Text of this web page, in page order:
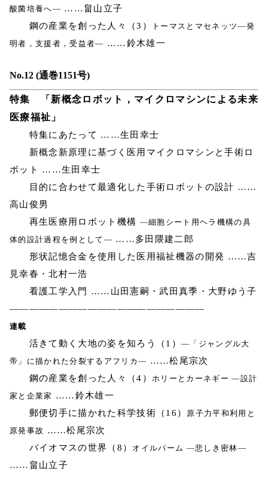
酸菌培養へ― ……畠山立子
鋼の産業を創った人々（3）
トーマスとマセネッツ―発
明者，支援者，受益者― ……鈴木雄一
No.12 (通巻1151号)
特集 「新概念ロボット，マイクロマシンによる未来
医療福祉」
特集にあたって ……生田幸士
新概念新原理に基づく医用マイクロマシンと手術ロ
ボット ……生田幸士
目的に合わせて最適化した手術ロボットの設計 ……
高山俊男
再生医療用ロボット機構 ―細胞シート用ヘラ機構の具
体的設計過程を例として― ……多田隈建二郎
形状記憶合金を使用した医用福祉機器の開発 ……吉
見幸春・北村一浩
看護工学入門 ……山田憲嗣・武田真季・大野ゆう子
————————————————————
連載
活きて動く大地の姿を知ろう（1） ―「ジャングル大
帝」に描かれた分裂するアフリカ― ……松尾宗次
鋼の産業を創った人々（4）
ホリーとカーネギー ―設計
家と企業家 ……鈴木雄一
郵便切手に描かれた科学技術（16）
原子力平和利用と
原発事故 ……松尾宗次
バイオマスの世界（8） オイルパーム ―悲しき密林―
……畠山立子